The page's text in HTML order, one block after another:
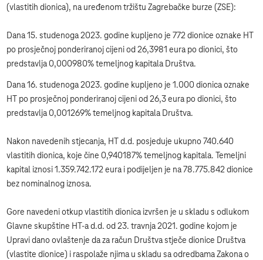
(vlastitih dionica), na uređenom tržištu Zagrebačke burze (ZSE):
Dana 15. studenoga 2023. godine kupljeno je 772 dionice oznake HT
po prosječnoj ponderiranoj cijeni od 26,3981 eura po dionici, što
predstavlja 0,000980% temeljnog kapitala Društva.
Dana 16. studenoga 2023. godine kupljeno je 1.000 dionica oznake
HT po prosječnoj ponderiranoj cijeni od 26,3 eura po dionici, što
predstavlja 0,001269% temeljnog kapitala Društva.
Nakon navedenih stjecanja, HT d.d. posjeduje ukupno 740.640
vlastitih dionica, koje čine 0,940187% temeljnog kapitala. Temeljni
kapital iznosi 1.359.742.172 eura i podijeljen je na 78.775.842 dionice
bez nominalnog iznosa.
Gore navedeni otkup vlastitih dionica izvršen je u skladu s odlukom
Glavne skupštine HT-a d.d. od 23. travnja 2021. godine kojom je
Upravi dano ovlaštenje da za račun Društva stječe dionice Društva
(vlastite dionice) i raspolaže njima u skladu sa odredbama Zakona o